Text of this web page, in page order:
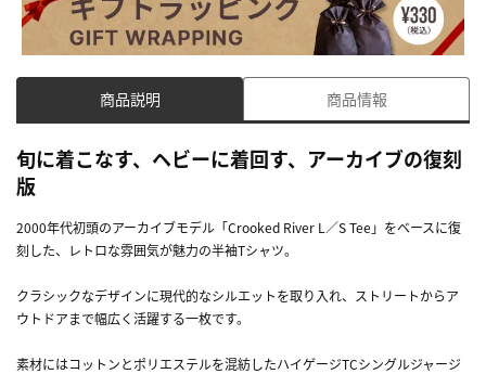
商品説明 商品情報
旬に着こなす、ヘビーに着回す、アーカイブの復刻
版
2000年代初頭のアーカイブモデル「Crooked River L／S Tee」をベースに復
刻した、レトロな雰囲気が魅力の半袖Tシャツ。
クラシックなデザインに現代的なシルエットを取り入れ、ストリートからア
ウトドアまで幅広く活躍する一枚です。
素材にはコットンとポリエステルを混紡したハイゲージTCシングルジャージ